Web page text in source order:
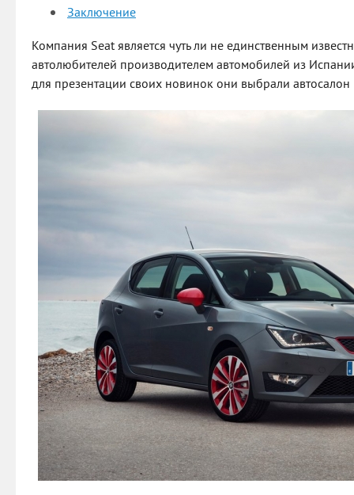
Заключение
Компания Seat является чуть ли не единственным
автолюбителей производителем автомобилей из
для презентации своих новинок они выбрали автосалон